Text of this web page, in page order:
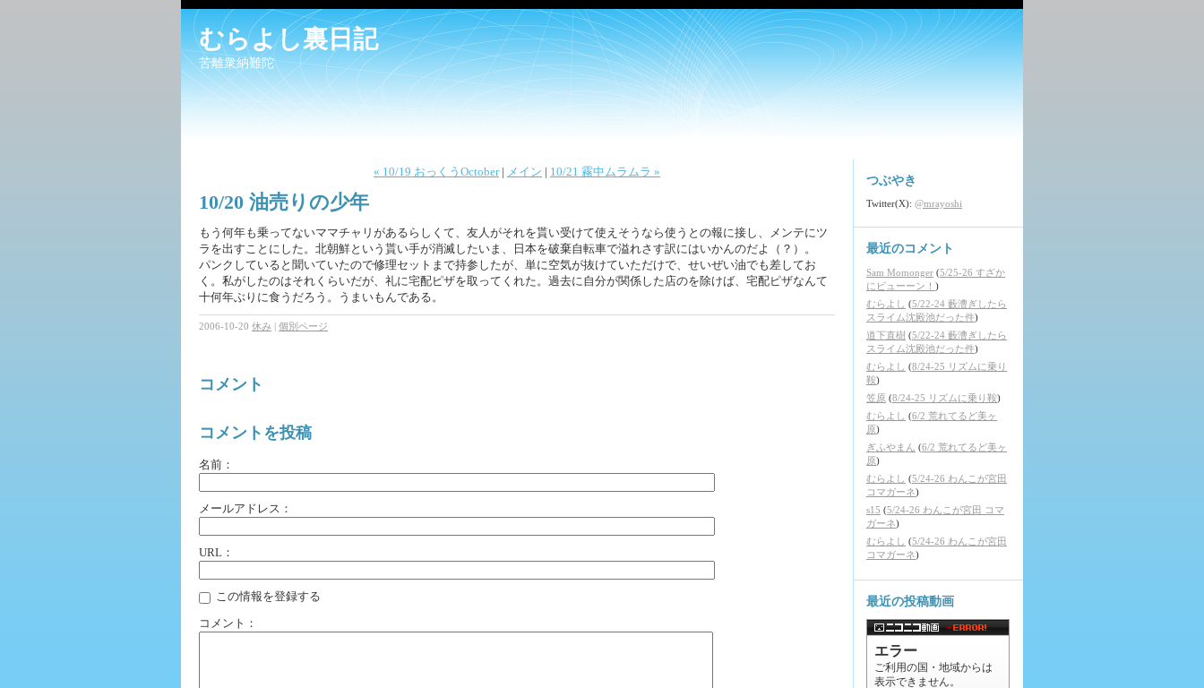
むらよし裏日記
苦離衆納難陀
« 10/19 おっくうOctober| メイン | 10/21 霧中ムラムラ »
10/20 油売りの少年
もう何年も乗ってないママチャリがあるらしくて、友人がそれを貰い受けて使えそうなら使うとの報に接し、メンテにツ
ラを出すことにした。北朝鮮という貰い手が消滅したいま、日本を破棄自転車で溢れさす訳にはいかんのだよ（？）。
パンクしていると聞いていたので修理セットまで持参したが、単に空気が抜けていただけで、せいぜい油でも差してお
く。私がしたのはそれくらいだが、礼に宅配ピザを取ってくれた。過去に自分が関係した店のを除けば、宅配ピザなんて
十何年ぶりに食うだろう。うまいもんである。
2006-10-20 休み | 個別ページ
コメント
コメントを投稿
名前：
メールアドレス：
URL：
この情報を登録する
コメント：
つぶやき
Twitter(X): @mrayoshi
最近のコメント
Sam Momonger (5/25-26 すざか
にビューーン！ )
むらよし (5/22-24 藪漕ぎしたら
スライム沈殿池だった件)
道下直樹 (5/22-24 藪漕ぎしたら
スライム沈殿池だった件)
むらよし (8/24-25 リズムに乗り
鞍)
笠原 (8/24-25 リズムに乗り鞍)
むらよし (6/2 荒れてるど美ヶ
原)
ぎふやまん (6/2 荒れてるど美ヶ
原)
むらよし (5/24-26 わんこが宮田
コマガーネ)
s15 (5/24-26 わんこが宮田 コマ
ガーネ)
むらよし (5/24-26 わんこが宮田
コマガーネ)
最近の投稿動画